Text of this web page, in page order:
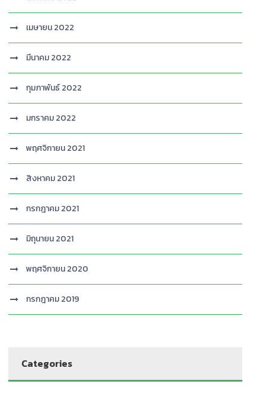
เมษายน 2022
มีนาคม 2022
กุมภาพันธ์ 2022
มกราคม 2022
พฤศจิกายน 2021
สิงหาคม 2021
กรกฎาคม 2021
มิถุนายน 2021
พฤศจิกายน 2020
กรกฎาคม 2019
Categories